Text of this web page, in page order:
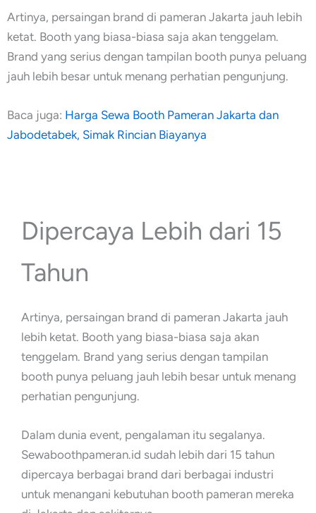
Artinya, persaingan brand di pameran Jakarta jauh lebih
ketat. Booth yang biasa-biasa saja akan tenggelam.
Brand yang serius dengan tampilan booth punya peluang
jauh lebih besar untuk menang perhatian pengunjung.
Baca juga: Harga Sewa Booth Pameran Jakarta dan
Jabodetabek, Simak Rincian Biayanya
Dipercaya Lebih dari 15
Tahun
Artinya, persaingan brand di pameran Jakarta jauh
lebih ketat. Booth yang biasa-biasa saja akan
tenggelam. Brand yang serius dengan tampilan
booth punya peluang jauh lebih besar untuk menang
perhatian pengunjung.
Dalam dunia event, pengalaman itu segalanya.
Sewaboothpameran.id sudah lebih dari 15 tahun
dipercaya berbagai brand dari berbagai industri
untuk menangani kebutuhan booth pameran mereka